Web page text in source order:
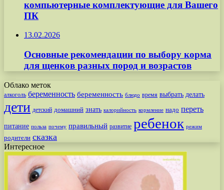
компьютерные комплектующие для Вашего
ПК
13.02.2026
Основные рекомендации по выбору корма
для щенков разных пород и возрастов
Облако меток
алкоголь беременность беременность блюдо время выбрать делать
дети детский домашний знать калорийность кормление надо переть
питание польза почему правильный развитие ребенок режим
родители сказка
Интересное